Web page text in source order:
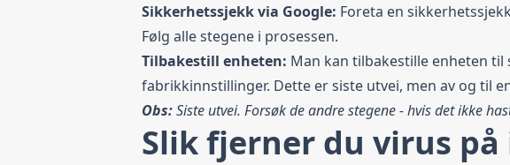
Sikkerhetssjekk via Google: Foreta en
Følg alle stegene i prosessen.
Tilbakestill enheten: Man kan tilbakestille enheten
fabrikkinnstillinger. Dette er siste utvei, men av og til
Obs:Siste utvei. Forsøk de andre stegene - hvis det ikke
Slik fjerner du virus på